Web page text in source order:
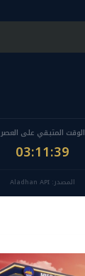
الوقت المتبقي على العصر
03:11:37
المصدر: Aladhan API